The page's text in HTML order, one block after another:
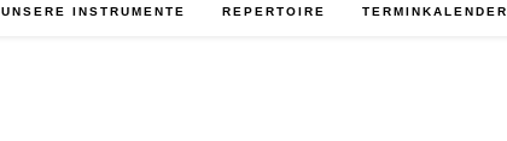
UNSERE INSTRUMENTE REPERTOIRE TERMINKALENDER